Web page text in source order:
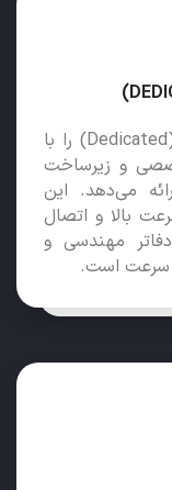
سان‌ نت سرویس اینترنت اختصاصی (Dedicated) را با
تخصصی و زیرساخت
می‌دهد. این
بالا و اتصال
مهندسی و
سرعت است.